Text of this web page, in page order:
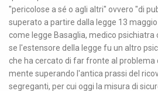
"pericolose a sé o agli altri" ovvero "di
superato a partire dalla legge 13
come legge Basaglia, medico
se l'estensore della legge fu un altro
che ha cercato di far fronte al problema
mente superando l'antica prassi del
segreganti, per cui oggi la misura di